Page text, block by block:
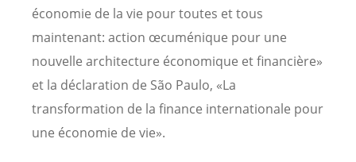
économie de la vie pour toutes et tous
maintenant: action œcuménique pour une
nouvelle architecture économique et financière»
et la déclaration de São Paulo, «La
transformation de la finance internationale pour
une économie de vie».